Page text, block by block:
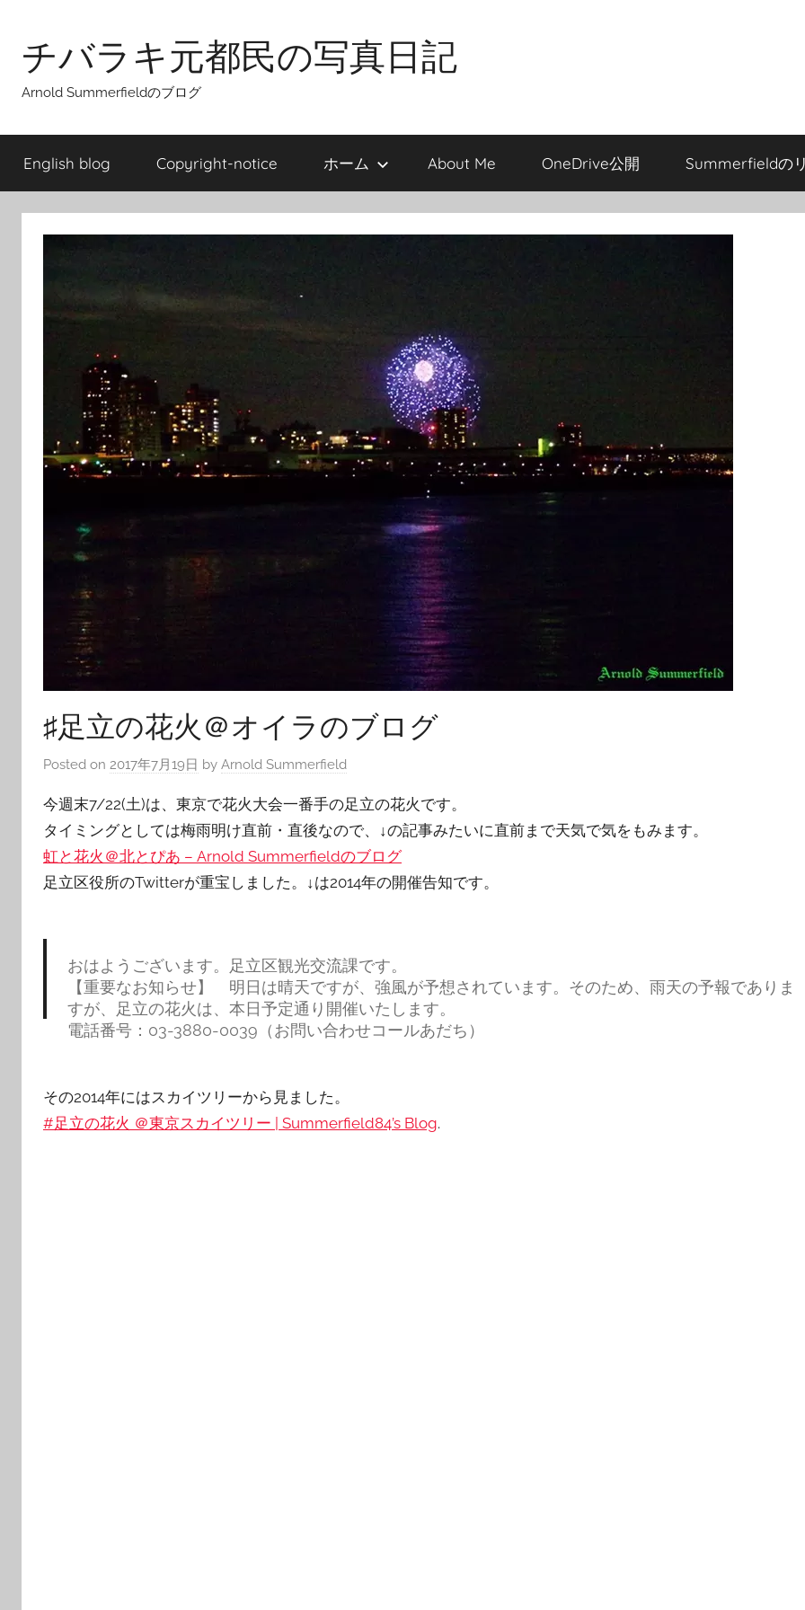
contentチバラキ元都民の写真日記
Arnold Summerfieldのブログ
English blog Copyright-notice ホーム About Me OneDrive公開 Summerfieldの
♯足立の花火＠オイラのブログ
Posted on 2017年7月19日 by Arnold Summerfield
今週末7/22(土)は、東京で花火大会一番手の足立の花火です。
タイミングとしては梅雨明け直前・直後なので、↓の記事みたいに直前まで天気で気をもみます。
虹と花火＠北とぴあ – Arnold Summerfieldのブログ
足立区役所のTwitterが重宝しました。↓は2014年の開催告知です。
おはようございます。足立区観光交流課です。
【重要なお知らせ】 明日は晴天ですが、強風が予想されています。そのため、雨天の予報でありま
すが、足立の花火は、本日予定通り開催いたします。
電話番号：03-3880-0039（お問い合わせコールあだち）
その2014年にはスカイツリーから見ました。
#足立の花火 ＠東京スカイツリー | Summerfield84’s Blog.